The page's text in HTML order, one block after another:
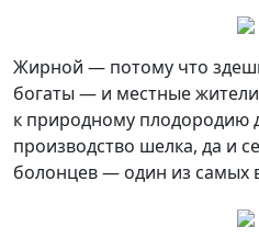
Жирной — потому что
богаты — и местные
к природному плодородию
производство шелка, да и
болонцев — один из самых